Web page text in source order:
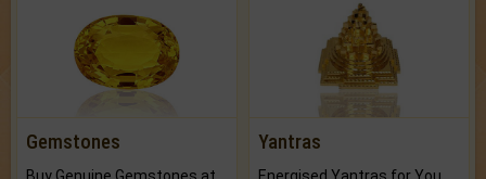
Gemstones Yantras
Energised Yantras for You.